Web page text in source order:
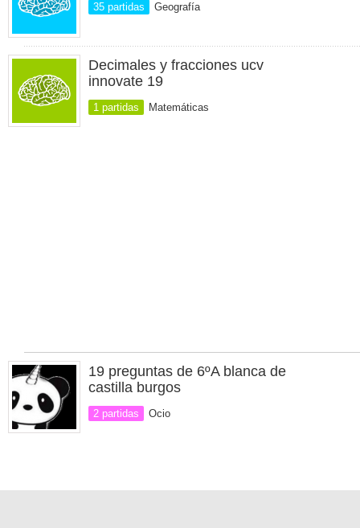
35 partidas Geografía
Decimales y fracciones ucv
innovate 19
1 partidas Matemáticas
19 preguntas de 6ºA blanca de
castilla burgos
2 partidas Ocio